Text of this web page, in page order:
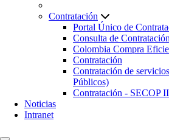
Contratación
Portal Único de
Consulta de Contratación
Colombia Compra
Contratación
Contratación de
Públicos)
Contratación - SECOP II
Noticias
Intranet